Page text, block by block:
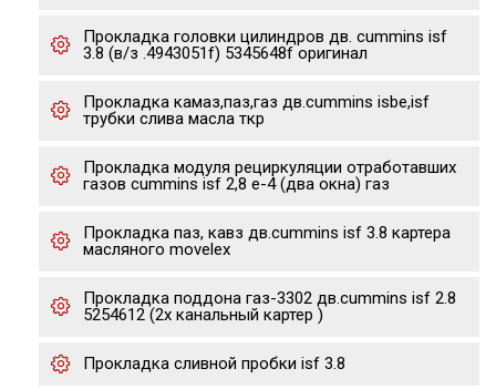
Прокладка головки цилиндров дв. cummins isf
3.8 (в/з .4943051f) 5345648f оригинал
Прокладка камаз,паз,газ дв.cummins isbe,isf
трубки слива масла ткр
Прокладка модуля рециркуляции отработавших
газов cummins isf 2,8 е-4 (два окна) газ
Прокладка паз, кавз дв.cummins isf 3.8 картера
масляного movelex
Прокладка поддона газ-3302 дв.cummins isf 2.8
5254612 (2х канальный картер )
Прокладка сливной пробки isf 3.8